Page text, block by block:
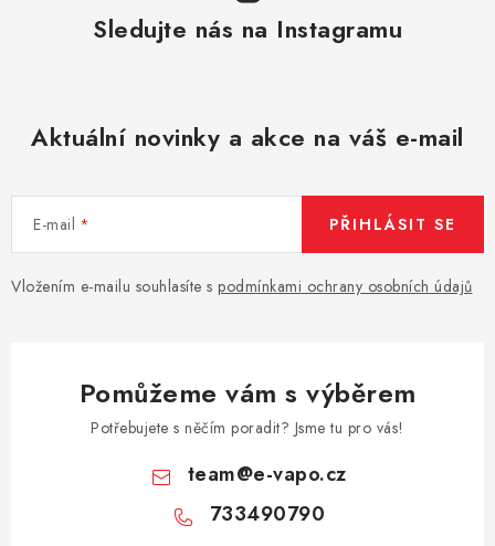
Sledujte nás na Instagramu
Aktuální novinky a akce na váš e-mail
E-mail
Vložením e-mailu souhlasíte s podmínkami ochrany osobních údajů
PŘIHLÁSIT SE
Pomůžeme vám s výběrem
Potřebujete s něčím poradit? Jsme tu pro vás!
team@e-vapo.cz
733490790